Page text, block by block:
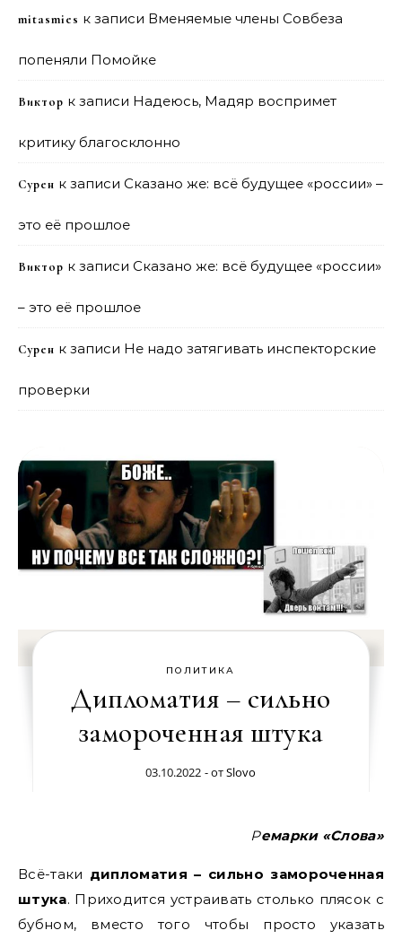
mitasmies к записи Вменяемые члены Совбеза
попеняли Помойке
Виктор к записи Надеюсь, Мадяр воспримет
критику благосклонно
Сурен к записи Сказано же: всё будущее «россии» –
это её прошлое
Виктор к записи Сказано же: всё будущее «россии»
– это её прошлое
Сурен к записи Не надо затягивать инспекторские
проверки
ПОЛИТИКА
Дипломатия – сильно
замороченная штука
03.10.2022 - отSlovo
Ремарки «Слова»
Всё-таки дипломатия – сильно замороченная
штука. Приходится устраивать столько плясок с
бубном, вместо того чтобы просто указать